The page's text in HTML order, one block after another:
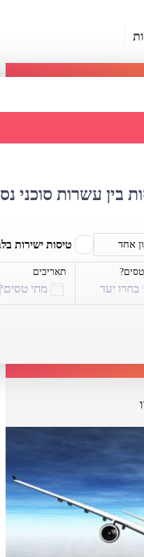
בין עשרות סוכני
אחד טיסות ישירות
בחרו יעד
תאריכים
מתי